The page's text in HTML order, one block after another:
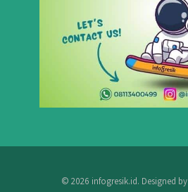
© 2026 infogresik.id. Designed by